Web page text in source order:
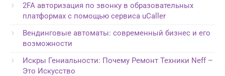
2FA авторизация по звонку в образовательных
платформах с помощью сервиса uCaller
Вендинговые автоматы: современный бизнес и его
возможности
Искры Гениальности: Почему Ремонт Техники Neff –
Это Искусство